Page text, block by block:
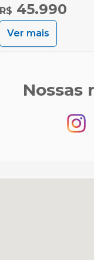
R$ 45.990
Ver mais
Nossas